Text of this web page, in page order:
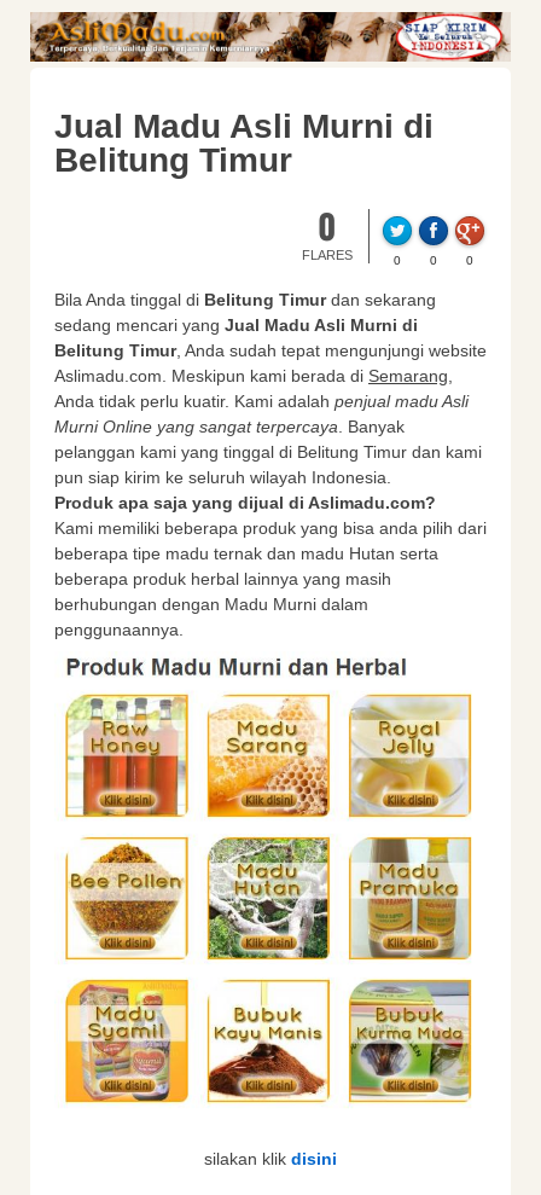
Jual Madu Asli Murni di
Belitung Timur
0
FLARES 0 0 0
Bila Anda tinggal di Belitung Timurdan sekarang
sedang mencari yang Jual Madu Asli Murni di
Belitung Timur, Anda sudah tepat mengunjungi website
Aslimadu.com. Meskipun kami berada di Semarang,
Anda tidak perlu kuatir. Kami adalah penjual madu Asli
Murni Online yang sangat terpercaya. Banyak
pelanggan kami yang tinggal di Belitung Timur dan kami
pun siap kirim ke seluruh wilayah Indonesia.
Produk apa saja yang dijual di Aslimadu.com?
Kami memiliki beberapa produk yang bisa anda pilih dari
beberapa tipe madu ternak dan madu Hutan serta
beberapa produk herbal lainnya yang masih
berhubungan dengan Madu Murni dalam
penggunaannya.
silakan klik disini